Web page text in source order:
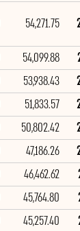
54,271.75
54,099.88
53,938.43
51,833.57
50,802.42
47,186.26
46,462.62
45,764.80
45,257.40